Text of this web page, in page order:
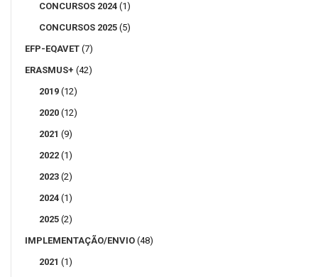
CONCURSOS 2024 (1)
CONCURSOS 2025 (5)
EFP-EQAVET (7)
ERASMUS+ (42)
2019 (12)
2020 (12)
2021 (9)
2022 (1)
2023 (2)
2024 (1)
2025 (2)
IMPLEMENTAÇÃO/ENVIO (48)
2021 (1)